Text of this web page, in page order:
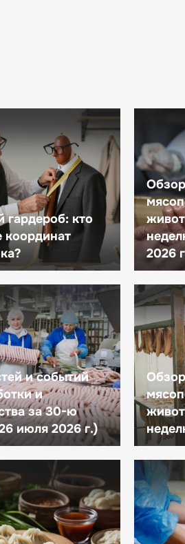
гардероб: кто
координат
2026
и событий
и
за 30-ю
июля 2026 г.)